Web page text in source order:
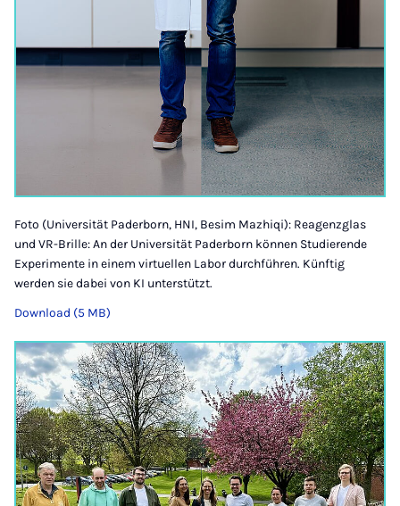
Foto (Universität Paderborn, HNI, Besim Mazhiqi): Reagenzglas
und VR-Brille: An der Universität Paderborn können Studierende
Experimente in einem virtuellen Labor durchführen. Künftig
werden sie dabei von KI unterstützt.
Download (5 MB)